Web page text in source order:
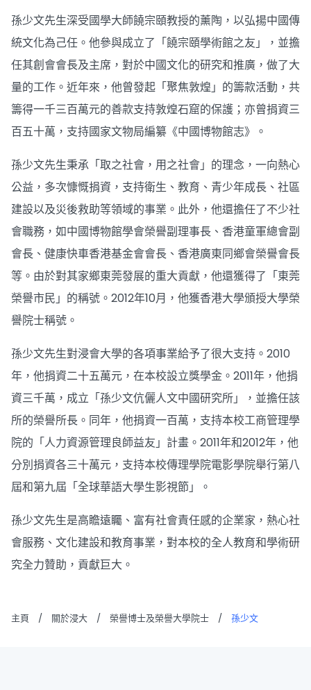
孫少文先生深受國學大師饒宗頤教授的薰陶，以弘揚中國傳
統文化為己任。他參與成立了「饒宗頤學術館之友」，並擔
任其創會會長及主席，對於中國文化的研究和推廣，做了大
量的工作。近年來，他曾發起「聚焦敦煌」的籌款活動，共
籌得一千三百萬元的善款支持敦煌石窟的保護；亦曾捐資三
百五十萬，支持國家文物局編纂《中國博物館志》。
孫少文先生秉承「取之社會，用之社會」的理念，一向熱心
公益，多次慷慨捐資，支持衛生、教育、青少年成長、社區
建設以及災後救助等領域的事業。此外，他還擔任了不少社
會職務，如中國博物館學會榮譽副理事長、香港童軍總會副
會長、健康快車香港基金會會長、香港廣東同鄉會榮譽會長
等。由於對其家鄉東莞發展的重大貢獻，他還獲得了「東莞
榮譽市民」的稱號。2012年10月，他獲香港大學頒授大學榮
譽院士稱號。
孫少文先生對浸會大學的各項事業給予了很大支持。2010
年，他捐資二十五萬元，在本校設立獎學金。2011年，他捐
資三千萬，成立「孫少文伉儷人文中國研究所」，並擔任該
所的榮譽所長。同年，他捐資一百萬，支持本校工商管理學
院的「人力資源管理良師益友」計畫。2011年和2012年，他
分別捐資各三十萬元，支持本校傳理學院電影學院舉行第八
屆和第九屆「全球華語大學生影視節」。
孫少文先生是高瞻遠矚、富有社會責任感的企業家，熱心社
會服務、文化建設和教育事業，對本校的全人教育和學術研
究全力贊助，貢獻巨大。
主頁 / 關於浸大 / 榮譽博士及榮譽大學院士 / 孫少文